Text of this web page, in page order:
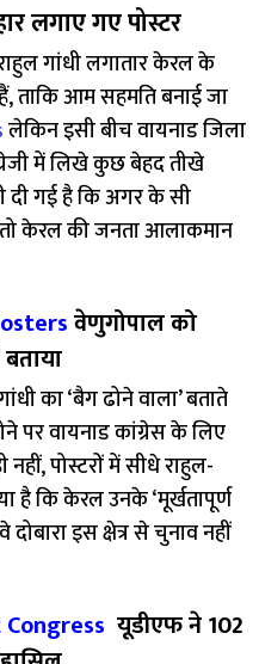
लगाए गए पोस्टर
गांधी लगातार केरल के
ताकि आम सहमति बनाई जा
लेकिन इसी बीच वायनाड जिला
में लिखे कुछ बेहद तीखे
दी गई है कि अगर के सी
तो केरल की जनता आलाकमान
वेणुगोपाल को
का ‘बैग ढोने वाला’ बताते
पर वायनाड कांग्रेस के लिए
पोस्टरों में सीधे राहुल-
है कि केरल उनके ‘मूर्खतापूर्ण
इस क्षेत्र से चुनाव नहीं
यूडीएफ ने 102